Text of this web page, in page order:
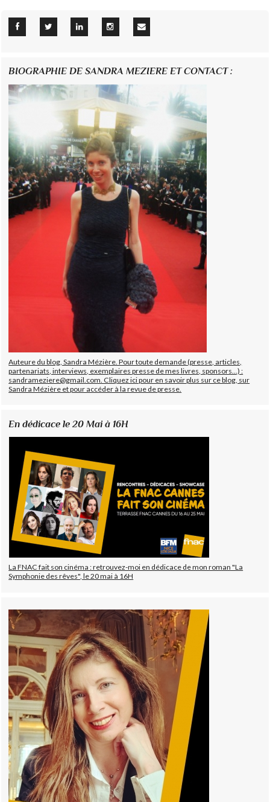
BIOGRAPHIE DE SANDRA MEZIERE ET CONTACT :
Auteure du blog, Sandra Mézière. Pour toute demande (presse, articles,
partenariats, interviews, exemplaires presse de mes livres, sponsors...) :
sandrameziere@gmail.com. Cliquez ici pour en savoir plus sur ce blog, sur
Sandra Mézière et pour accéder à la revue de presse.
En dédicace le 20 Mai à 16H
La FNAC fait son cinéma : retrouvez-moi en dédicace de mon roman "La
Symphonie des rêves", le 20 mai à 16H